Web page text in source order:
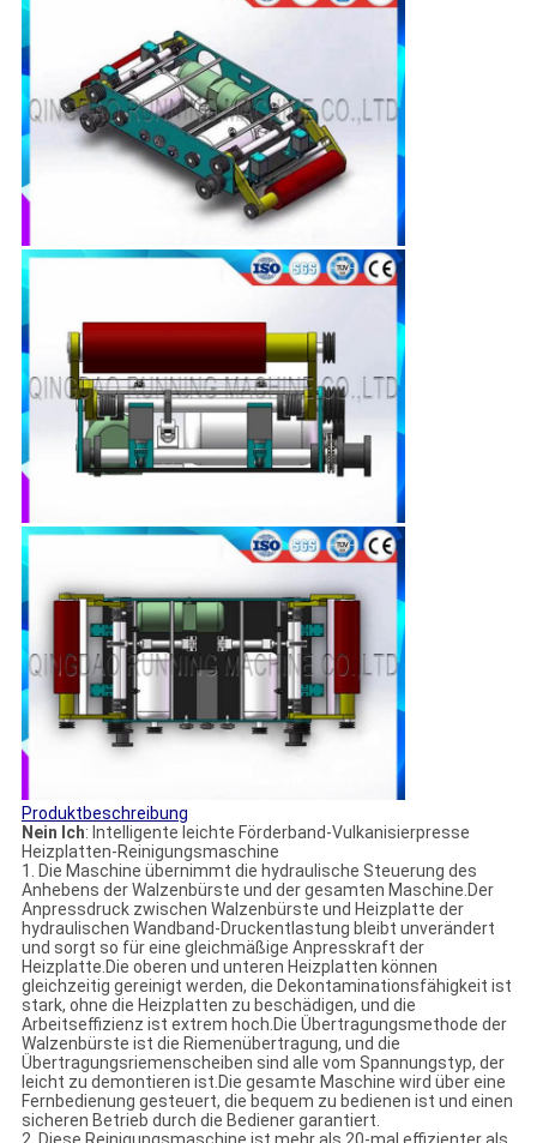
Produktbeschreibung
N ein Ich: Intelligente leichte Förderband-Vulkanisierpresse
Heizplatten-Reinigungsmaschine
1. Die Maschine übernimmt die hydraulische Steuerung des
Anhebens der Walzenbürste und der gesamten Maschine.Der
Anpressdruck zwischen Walzenbürste und Heizplatte der
hydraulischen Wandband-Druckentlastung bleibt unverändert
und sorgt so für eine gleichmäßige Anpresskraft der
Heizplatte.Die oberen und unteren Heizplatten können
gleichzeitig gereinigt werden, die Dekontaminationsfähigkeit ist
stark, ohne die Heizplatten zu beschädigen, und die
Arbeitseffizienz ist extrem hoch.Die Übertragungsmethode der
Walzenbürste ist die Riemenübertragung, und die
Übertragungsriemenscheiben sind alle vom Spannungstyp, der
leicht zu demontieren ist.Die gesamte Maschine wird über eine
Fernbedienung gesteuert, die bequem zu bedienen ist und einen
sicheren Betrieb durch die Bediener garantiert.